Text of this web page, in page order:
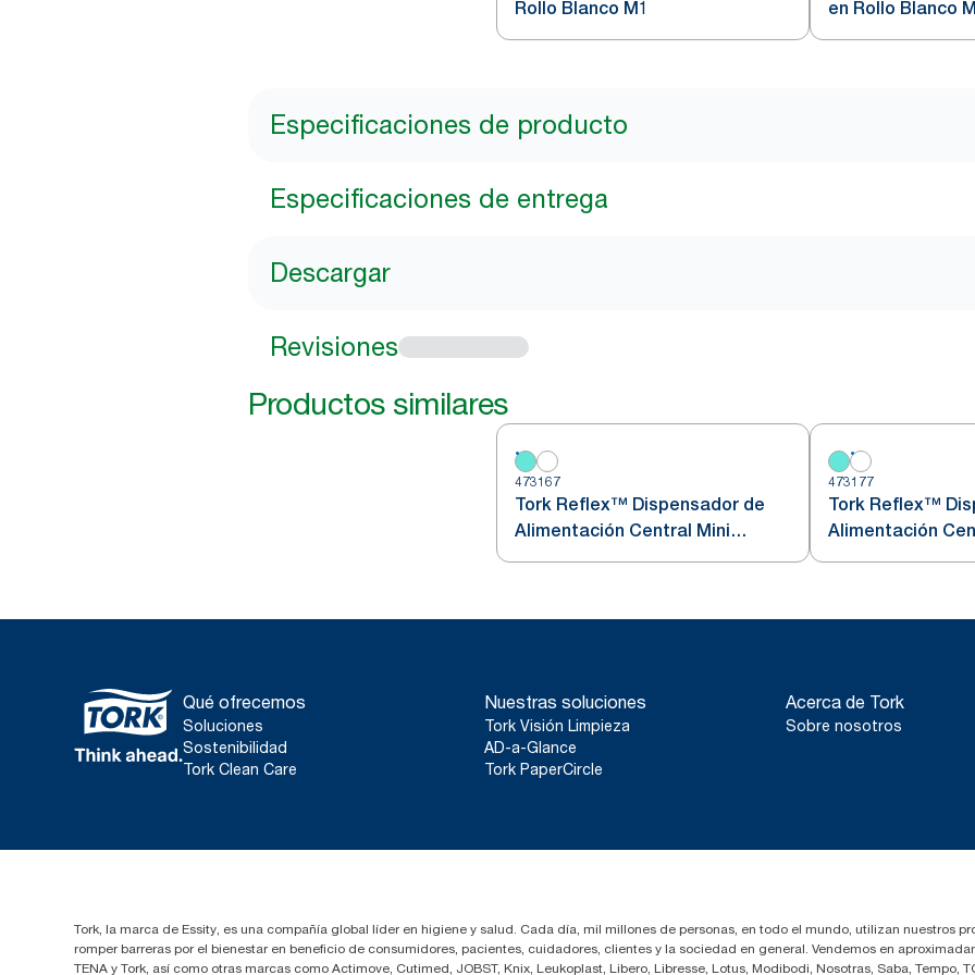
Rollo Blanco M1
en Rollo Blanco
Especificaciones de producto
Especificaciones de entrega
Descargar
Revisiones
Productos similares
473167
Tork Reflex™ Dispensador de
Alimentación Central Mini
Blanco y Turquesa M3
473177
Tork Reflex™
Alimentación
Blanco M3
Qué ofrecemos
Soluciones
Sostenibilidad
Tork Clean Care
Nuestras soluciones
Tork Visión Limpieza
AD-a-Glance
Tork PaperCircle
Acerca de Tork
Sobre nosotros
Tork, la marca de Essity, es una compañía global líder en higiene y salud. Cada día, mil millones de personas, en todo el mundo, utilizan nuestros
romper barreras por el bienestar en beneficio de consumidores, pacientes, cuidadores, clientes y la sociedad en general. Vendemos en
TENA y Tork, así como otras marcas como Actimove, Cutimed, JOBST, Knix, Leukoplast, Libero, Libresse, Lotus, Modibodi, Nosotras, Saba, Tempo,